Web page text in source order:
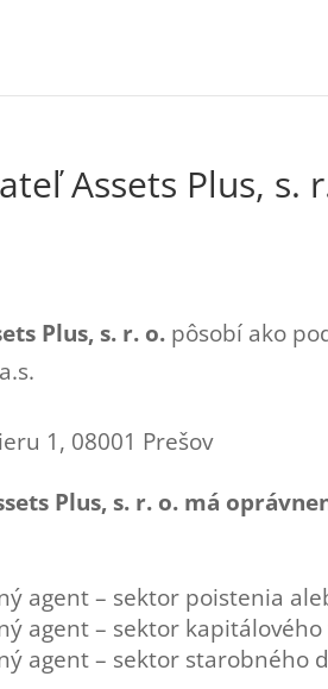
Assets Plus, s.
Plus, s. r. o. pôsobí ako
1, 08001 Prešov
Plus, s. r. o. má
agent – sektor poistenia
agent – sektor
agent – sektor starobného